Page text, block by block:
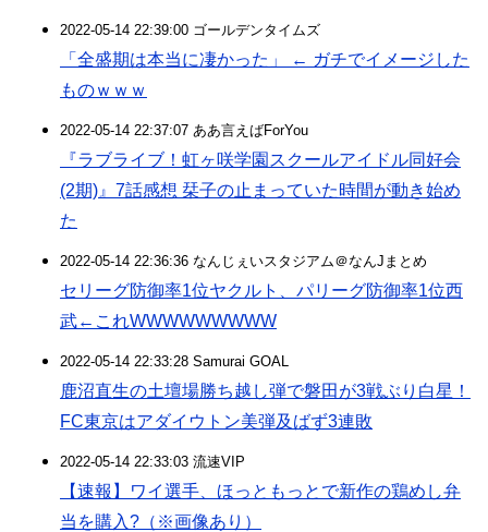
2022-05-14 22:39:00 ゴールデンタイムズ
「全盛期は本当に凄かった」 ← ガチでイメージした
ものｗｗｗ
2022-05-14 22:37:07 ああ言えばForYou
『ラブライブ！虹ヶ咲学園スクールアイドル同好会
(2期)』7話感想 栞子の止まっていた時間が動き始め
た
2022-05-14 22:36:36 なんじぇいスタジアム＠なんJまとめ
セリーグ防御率1位ヤクルト、パリーグ防御率1位西
武←これWWWWWWWWW
2022-05-14 22:33:28 Samurai GOAL
鹿沼直生の土壇場勝ち越し弾で磐田が3戦ぶり白星！
FC東京はアダイウトン美弾及ばず3連敗
2022-05-14 22:33:03 流速VIP
【速報】ワイ選手、ほっともっとで新作の鶏めし弁
当を購入?（※画像あり）